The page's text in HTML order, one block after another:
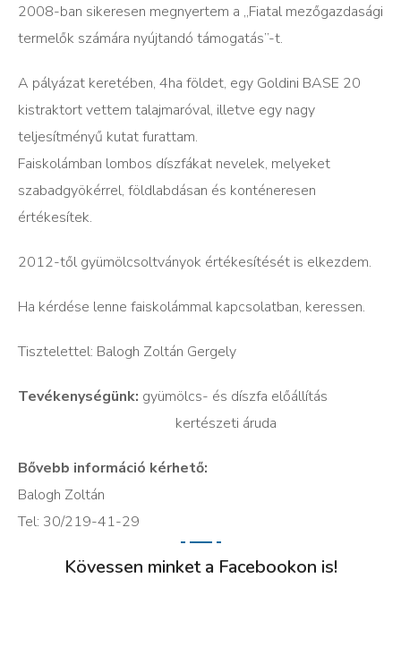
2008-ban sikeresen megnyertem a „Fiatal mezőgazdasági
termelők számára nyújtandó támogatás”-t.
A pályázat keretében, 4ha földet, egy Goldini BASE 20
kistraktort vettem talajmaróval, illetve egy nagy
teljesítményű kutat furattam.
Faiskolámban lombos díszfákat nevelek, melyeket
szabadgyökérrel, földlabdásan és konténeresen
értékesítek.
2012-től gyümölcsoltványok értékesítését is elkezdem.
Ha kérdése lenne faiskolámmal kapcsolatban, keressen.
Tisztelettel: Balogh Zoltán Gergely
Tevékenységünk: gyümölcs- és díszfa előállítás
kertészeti áruda
Bővebb információ kérhető:
Balogh Zoltán
Tel: 30/219-41-29
Kövessen minket a Facebookon is!